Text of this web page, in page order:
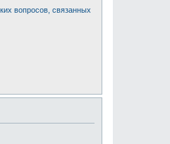
вопросов, связанных